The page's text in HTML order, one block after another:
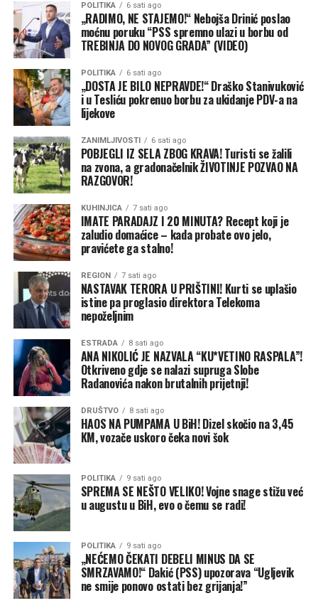
kojom se operativna sposobnost snaga iz sastava
Multinacionalnog bataljona diže na novi nivo.
Vježba će se odvijati na više lokacija uz logističku
podršku Oružanih snaga BiH, čime se dodatno potvrđuje
partnerski odnos i podrška institucijama BiH.
(Klix)
POLITIKA 6 sati ago
„RADIMO, NE STAJEMO!“ Nebojša Drinić poslao
moćnu poruku “PSS spremno ulazi u borbu od
TREBINJA DO NOVOG GRADA” (VIDEO)
POLITIKA 6 sati ago
„DOSTA JE BILO NEPRAVDE!“ Draško Stanivuković
i u Tesliću pokrenuo borbu za ukidanje PDV-a na
lijekove
ZANIMLJIVOSTI 6 sati ago
POBJEGLI IZ SELA ZBOG KRAVA! Turisti se žalili
na zvona, a gradonačelnik ŽIVOTINJE POZVAO NA
RAZGOVOR!
KUHINJICA 7 sati ago
IMATE PARADAJZ I 20 MINUTA? Recept koji je
zaludio domaćice – kada probate ovo jelo,
pravićete ga stalno!
REGION 7 sati ago
NASTAVAK TERORA U PRIŠTINI! Kurti se uplašio
istine pa proglasio direktora Telekoma
nepoželjnim
ESTRADA 8 sati ago
ANA NIKOLIĆ JE NAZVALA “KU*VETINO RASPALA”!
Otkriveno gdje se nalazi supruga Slobe
Radanovića nakon brutalnih prijetnji!
DRUŠTVO 8 sati ago
HAOS NA PUMPAMA U BiH! Dizel skočio na 3,45
KM, vozače uskoro čeka novi šok
POLITIKA 9 sati ago
SPREMA SE NEŠTO VELIKO! Vojne snage stižu već
u augustu u BiH, evo o čemu se radi!
POLITIKA 9 sati ago
„NEĆEMO ČEKATI DEBELI MINUS DA SE
SMRZAVAMO!“ Dakić (PSS) upozorava “Ugljevik
ne smije ponovo ostati bez grijanja!”